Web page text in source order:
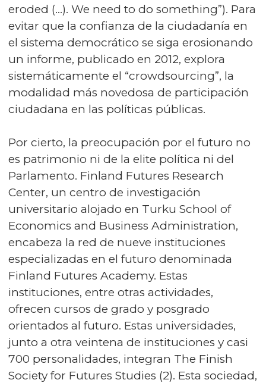
eroded (…). We need to do something”). Para
evitar que la confianza de la ciudadanía en
el sistema democrático se siga erosionando
un informe, publicado en 2012, explora
sistemáticamente el “crowdsourcing”, la
modalidad más novedosa de participación
ciudadana en las políticas públicas.
Por cierto, la preocupación por el futuro no
es patrimonio ni de la elite política ni del
Parlamento. Finland Futures Research
Center, un centro de investigación
universitario alojado en Turku School of
Economics and Business Administration,
encabeza la red de nueve instituciones
especializadas en el futuro denominada
Finland Futures Academy. Estas
instituciones, entre otras actividades,
ofrecen cursos de grado y posgrado
orientados al futuro. Estas universidades,
junto a otra veintena de instituciones y casi
700 personalidades, integran The Finish
Society for Futures Studies (2). Esta sociedad,